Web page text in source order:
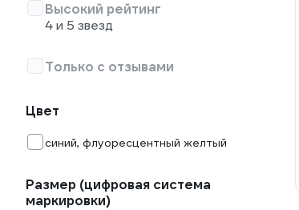
Высокий рейтинг
4 и 5 звезд
Только с отзывами
Цвет
синий, флуоресцентный желтый
Размер (цифровая система
маркировки)